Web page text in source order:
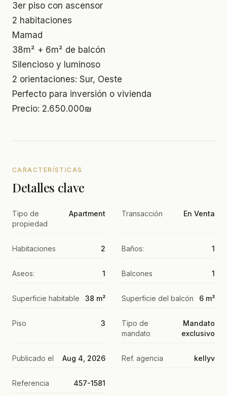
3er piso con ascensor
2 habitaciones
Mamad
38m² + 6m² de balcón
Silencioso y luminoso
2 orientaciones: Sur, Oeste
Perfecto para inversión o vivienda
Precio: 2.650.000₪
CARACTERÍSTICAS
Detalles clave
Tipo de
propiedad
Apartment Transacción En Venta
Habitaciones 2 Baños: 1
Aseos: 1 Balcones 1
Superficie habitable 38 m² Superficie del balcón 6 m²
Piso 3
Tipo de
mandato
Mandato
exclusivo
Publicado el Aug 4, 2026 Ref. agencia kellyv
Referencia 457-1581